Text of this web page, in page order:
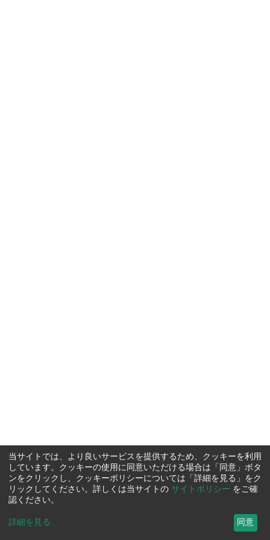
当サイトでは、より良いサービスを提供するため、クッキーを利用
しています。クッキーの使用に同意いただける場合は「同意」ボタ
ンをクリックし、クッキーポリシーについては「詳細を見る」をク
リックしてください。詳しくは当サイトの サイトポリシー をご確
認ください。
詳細を見る ... 同意